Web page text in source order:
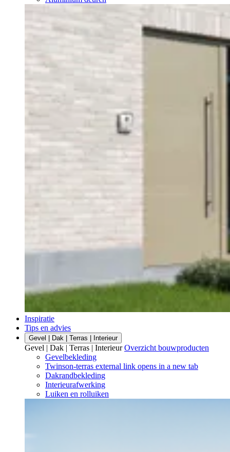
Inspiratie
Tips en advies
Gevel | Dak | Terras | Interieur
Gevel | Dak | Terras | Interieur Overzicht bouwproducten
Gevelbekleding
Twinson-terras external link opens in a new tab
Dakrandbekleding
Interieurafwerking
Luiken en rolluiken